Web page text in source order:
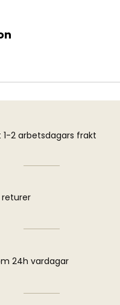
1-2 arbetsdagars frakt
returer
24h vardagar